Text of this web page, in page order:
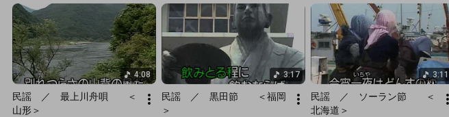
4:08
民謡　／　最上川舟唄　　＜
山形＞
3:17
民謡　／　黒田節　　＜福岡
＞
3:11
民謡　／　ソーラン節　　＜
北海道＞